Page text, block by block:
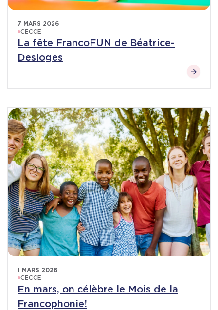
7 MARS 2026
CECCE
La fête FrancoFUN de Béatrice-
Desloges
1 MARS 2026
CECCE
En mars, on célèbre le Mois de la
Francophonie!